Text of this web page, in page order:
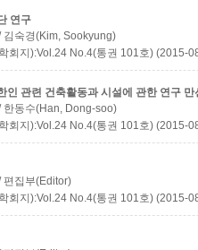
연구
김숙경(Kim, Sookyung)
회지):Vol.24 No.4(통권 101호) (2015-
인 관련 건축활동과 시설에 관한 연구 만
한동수(Han, Dong-soo)
회지):Vol.24 No.4(통권 101호) (2015-
편집부(Editor)
회지):Vol.24 No.4(통권 101호) (2015-